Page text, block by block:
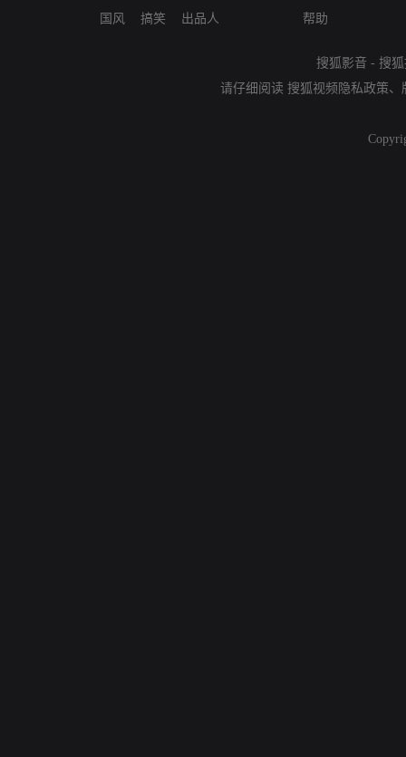
国风
搞笑
出品人
帮助
搜狐影音 - 搜
请仔细阅读 搜狐视频隐私政策、